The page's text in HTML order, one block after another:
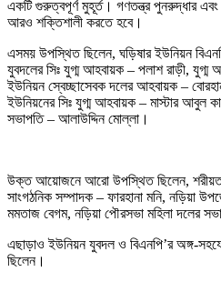
একটি গুরুত্বপূর্ণ মুহূর্ত। গণতন্ত্র পুনরুদ্ধার এবং
আরও শক্তিশালী করতে হবে।
এসময় উপস্থিত ছিলেন, ঘড়িষার ইউনিয়ন
যুবদলের সিঃ যুগ্ম আহবায়ক – পলাশ রাড়ী, যুগ্ম
ইউনিয়ন স্বেচ্ছাসেবক দলের আহবায়ক –
ইউনিয়নের সিঃ যুগ্ম আহবায়ক – মাস্টার আবুল
সভাপতি – আলাউদ্দিন মোল্লা।
উক্ত আয়োজনে আরো উপস্থিত ছিলেন,
সাংগঠনিক সম্পাদক – ফারহানা মনি, নড়িয়া
মমতাজ বেগম, নড়িয়া পৌরসভা মহিলা দলের
এছাড়াও ইউনিয়ন যুবদল ও বিএনপি’র অঙ্গ-
ছিলেন।